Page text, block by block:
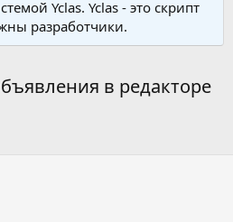
Yclas. Yclas - это скрипт
разработчики.
в редакторе